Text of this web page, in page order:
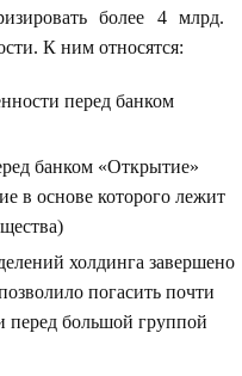
более 4 млрд.
К ним относятся:
перед банком
банком «Открытие»
в основе которого лежит
холдинга завершено
погасить почти
перед большой группой